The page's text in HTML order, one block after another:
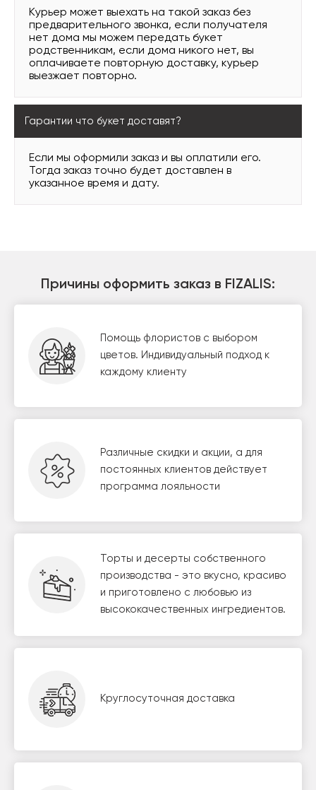
Курьер может выехать на такой заказ без
предварительного звонка, если получателя
нет дома мы можем передать букет
родственникам, если дома никого нет, вы
оплачиваете повторную доставку, курьер
выезжает повторно.
Гарантии что букет доставят?
Если мы оформили заказ и вы оплатили его.
Тогда заказ точно будет доставлен в
указанное время и дату.
Причины оформить заказ в FIZALIS:
Помощь флористов с выбором
цветов. Индивидуальный подход к
каждому клиенту
Различные скидки и акции, а для
постоянных клиентов действует
программа лояльности
Торты и десерты собственного
производства - это вкусно, красиво
и приготовлено с любовью из
высококачественных ингредиентов.
Круглосуточная доставка